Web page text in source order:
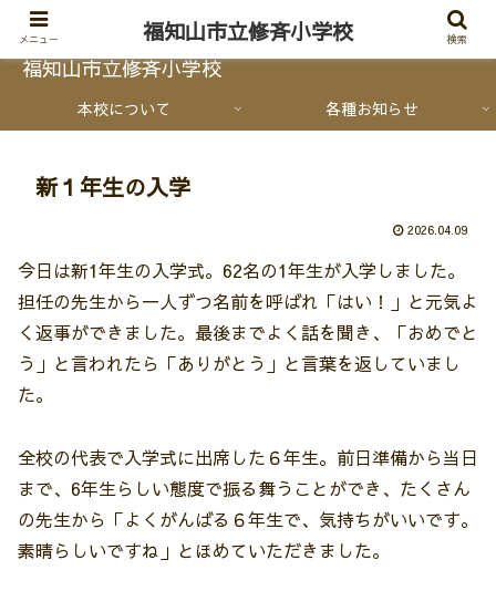
福知山市立修斉小学校
本校について 各種お知らせ
新１年生の入学
2026.04.09
今日は新1年生の入学式。62名の1年生が入学しました。
担任の先生から一人ずつ名前を呼ばれ「はい！」と元気よ
く返事ができました。最後までよく話を聞き、「おめでと
う」と言われたら「ありがとう」と言葉を返していまし
た。
全校の代表で入学式に出席した６年生。前日準備から当日
まで、6年生らしい態度で振る舞うことができ、たくさん
の先生から「よくがんばる６年生で、気持ちがいいです。
素晴らしいですね」とほめていただきました。
メニュー 福知山市立修斉小学校 検索